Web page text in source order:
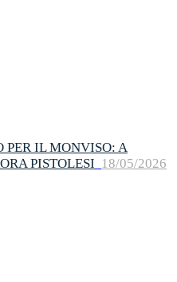
PER IL MONVISO: A
PISTOLESI 18/05/2026